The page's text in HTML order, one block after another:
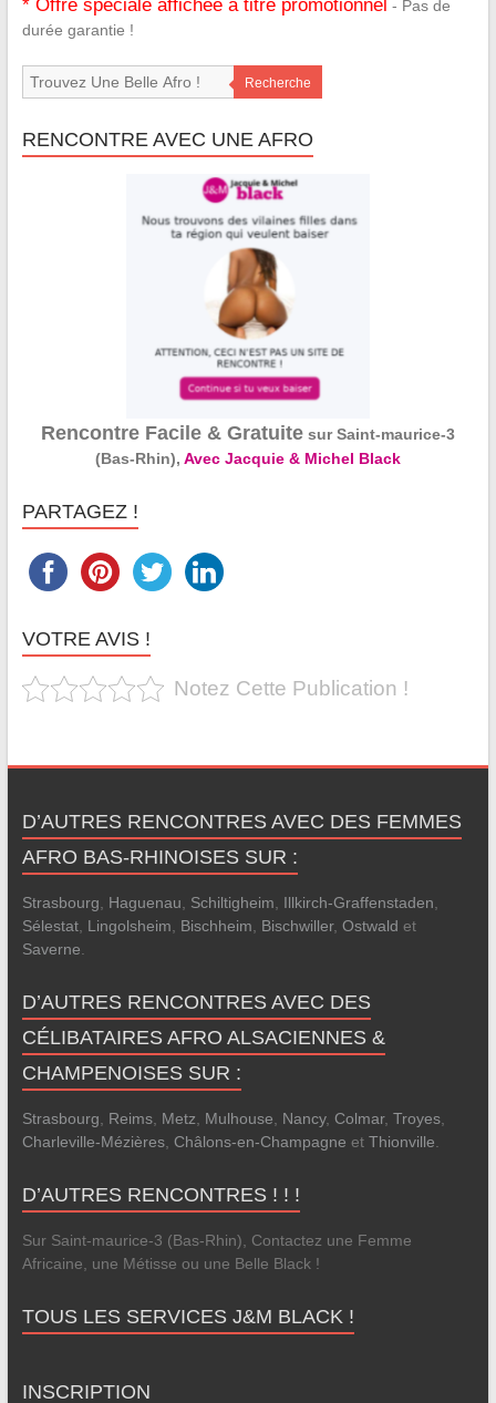
* Offre spéciale affichée à titre promotionnel - Pas de
durée garantie !
Recherche
RENCONTRE AVEC UNE AFRO
Rencontre Facile & Gratuitesur Saint-maurice-3
(Bas-Rhin), Avec Jacquie & Michel Black
PARTAGEZ !
VOTRE AVIS !
Notez Cette Publication !
D’AUTRES RENCONTRES AVEC DES FEMMES
AFRO BAS-RHINOISES SUR :
Strasbourg Haguenau Schiltigheim Illkirch-Graffenstaden
Sélestat, Lingolsheim Bischheim Bischwiller, Ostwald et
Saverne
D’AUTRES RENCONTRES AVEC DES
CÉLIBATAIRES AFRO ALSACIENNES &
CHAMPENOISES SUR :
Strasbourg Reims, Metz Mulhouse Nancy, Colmar, Troyes,
Charleville-Mézières, Châlons-en-Champagne et Thionville
D’AUTRES RENCONTRES ! ! !
Sur Saint-maurice-3 (Bas-Rhin), Contactez une Femme
Africaine, une Métisse ou une Belle Black !
TOUS LES SERVICES J&M BLACK !
INSCRIPTION